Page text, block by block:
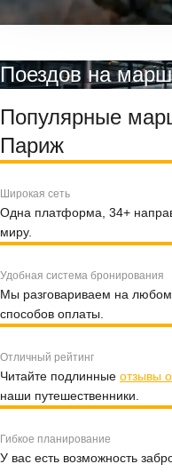
Поездов на
Популярные
Париж
Широкая сеть
Одна платформа, 34+
миру.
Удобная система бронирования
Мы разговариваем на
способов оплаты.
Отличный рейтинг
Читайте подлинные отзывы
наши путешественники.
Гибкое планирование
У вас есть возможность